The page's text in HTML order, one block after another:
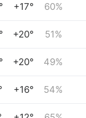
+17° 60%
+20° 51%
+20° 49%
+16° 54%